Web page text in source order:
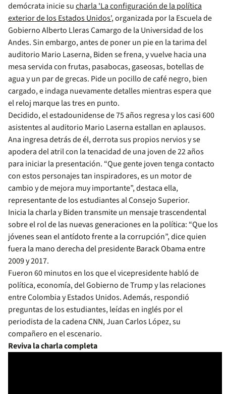
demócrata inicie sucharla 'La configuración de la política
exterior de los Estados Unidos', organizada por la Escuela de
Gobierno Alberto Lleras Camargo de la Universidad de los
Andes. Sin embargo, antes de poner un pie en la tarima del
auditorio Mario Laserna, Biden se frena, y vuelve hacia una
mesa servida con frutas, pasabocas, gaseosas, botellas de
agua y un par de grecas. Pide un pocillo de café negro, bien
cargado, e indaga nuevamente detalles mientras espera que
el reloj marque las tres en punto.
Decidido, el estadounidense de 75 años regresa y los casi 600
asistentes al auditorio Mario Laserna estallan en aplausos.
Ana ingresa detrás de él, derrota sus propios nervios y se
apodera del atril con la tenacidad de una joven de 22 años
para iniciar la presentación. “Que gente joven tenga contacto
con estos personajes tan inspiradores, es un motor de
cambio y de mejora muy importante”, destaca ella,
representante de los estudiantes al Consejo Superior.
Inicia la charla y Biden transmite un mensaje trascendental
sobre el rol de las nuevas generaciones en la política: “Que los
jóvenes sean el antídoto frente a la corrupción”, dice quien
fuera la mano derecha del presidente Barack Obama entre
2009 y 2017.
Fueron 60 minutos en los que el vicepresidente habló de
política, economía, del Gobierno de Trump y las relaciones
entre Colombia y Estados Unidos. Además, respondió
preguntas de los estudiantes, leídas en inglés por el
periodista de la cadena CNN, Juan Carlos López, su
compañero en el escenario.
Reviva la charla completa